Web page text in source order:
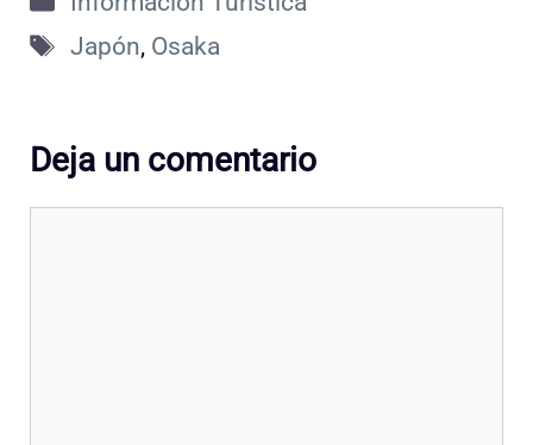
Etiquetas
Japón, Osaka
Deja un comentario